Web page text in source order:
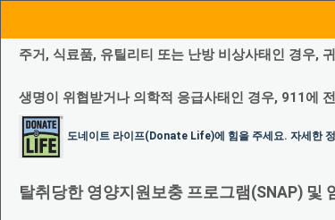
주거, 식료품, 유틸리티 또는 난방 비상사태인 경우,
생명이 위협받거나 의학적 응급사태인 경우, 911에
도네이트 라이프(Donate Life)에 힘을 주세요. 자세한
탈취당한 영양지원보충 프로그램(SNAP)